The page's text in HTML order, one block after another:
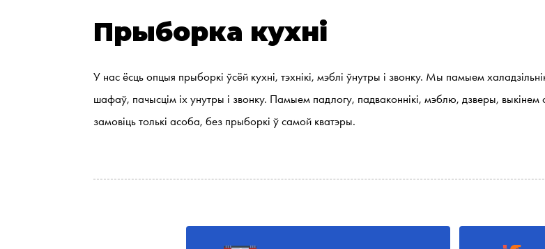
Прыборка кухні
У нас ёсць опцыя прыборкі ўсёй кухні, тэхнікі, мэблі ўнутры і звонку. Мы памыем
шафаў, пачысцім іх унутры і звонку. Памыем падлогу, падваконнікі, мэблю, дзверы,
замовіць толькі асоба, без прыборкі ў самой кватэры.